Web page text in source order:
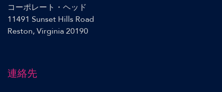
コーポレート・ヘッド
11491 Sunset Hills Road
Reston, Virginia 20190
連絡先